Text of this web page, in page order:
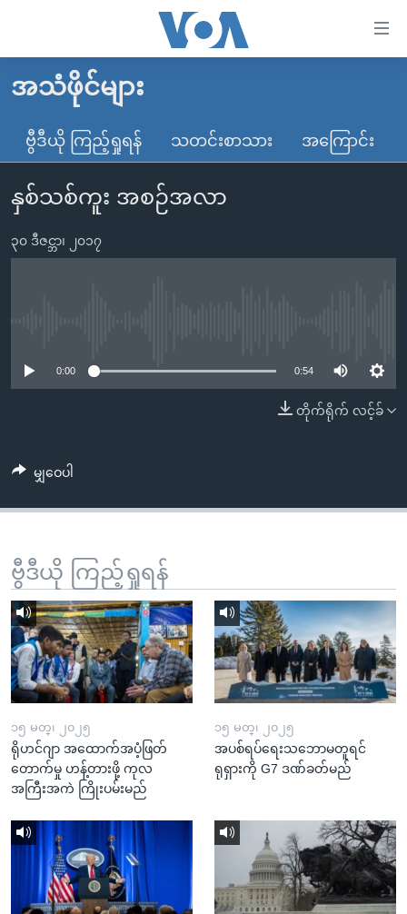
လွယ်ကူ
သည့်
Link
များ
ပင်မ
ပင်မ
စာမျက်နှာ
ကျော်
ရန်
ရှာဖွေ
ရန်
နေရာ
သို့
ကျော်
ရန်
မူလစာမျက်နှာ
မြန်မာ
ကမ္ဘာ့သတင်းများ
နိုင်ငံတကာ
တရုတ်
ဗွီဒီယို
ရပ်ဝန်းတခု လမ်းတခု အလွန်
ရုပ်ရှင်ထဲက အင်္ဂလိပ်စာ
တီဗွီ
ရေဒီယို/တီဗွီအစီအစဉ်
ဗွီအိုအေ လူမှုကွန်ယက်များ
ဘာသာစကားများ
အသံဖိုင်များ
ဗွီဒီယို ကြည့်ရှုရန် သတင်းစာသား အကြောင်း
နှစ်သစ်ကူး အစဉ်အလာ
၃၀ ဒီဇင္ဘာ၊ ၂၀၁၇
0:00 0:54
တိုက်ရိုက် လင့်ခ်
မျှဝေပါ
ဗွီဒီယို ကြည့်ရှုရန်
၁၅ မတ္၊ ၂၀၂၅
ရိုဟင်ဂျာ အထောက်အပံ့ဖြတ်
တောက်မှု ဟန့်တားဖို့ ကုလ
အကြီးအကဲ ကြိုးပမ်းမည်
၁၅ မတ္၊ ၂၀၂၅
အပစ်ရပ်ရေးသဘောမတူရင်
ရုရှားကို G7 ဒဏ်ခတ်မည်